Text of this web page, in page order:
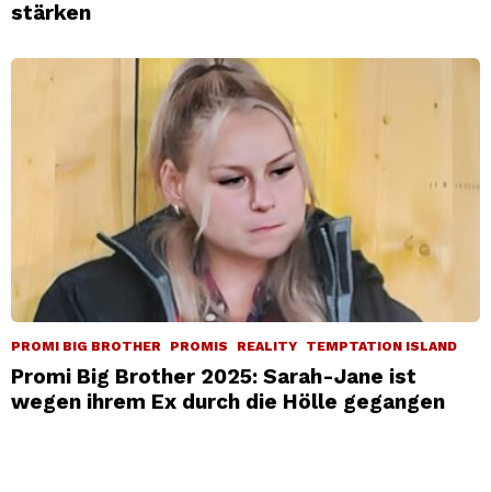
stärken
PROMI BIG BROTHER PROMIS REALITY TEMPTATION ISLAND
Promi Big Brother 2025: Sarah-Jane ist
wegen ihrem Ex durch die Hölle gegangen